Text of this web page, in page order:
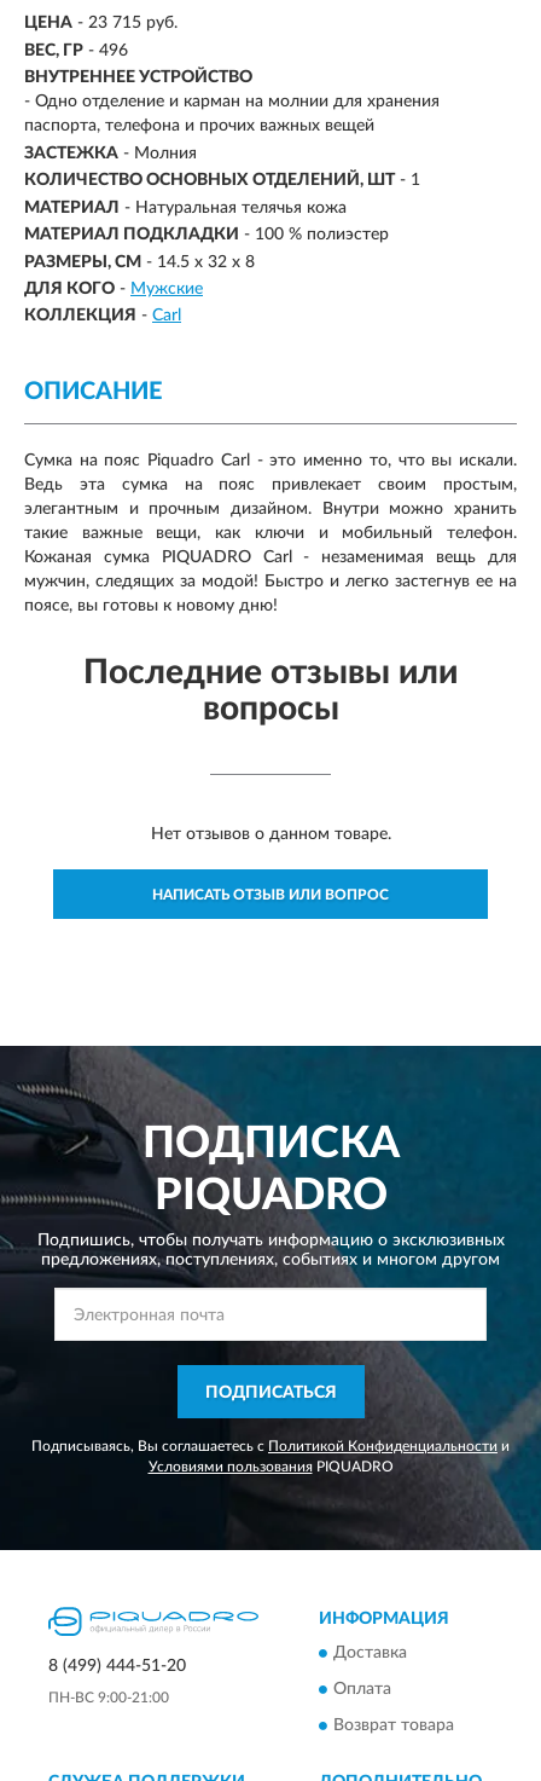
ЦЕНА - 23 715 руб.
ВЕС, ГР - 496
ВНУТРЕННЕЕ УСТРОЙСТВО
- Одно отделение и карман на молнии для хранения
паспорта, телефона и прочих важных вещей
ЗАСТЕЖКА - Молния
КОЛИЧЕСТВО ОСНОВНЫХ ОТДЕЛЕНИЙ, ШТ - 1
МАТЕРИАЛ - Натуральная телячья кожа
МАТЕРИАЛ ПОДКЛАДКИ - 100 % полиэстер
РАЗМЕРЫ, СМ - 14.5 x 32 x 8
ДЛЯ КОГО - Мужские
КОЛЛЕКЦИЯ - Carl
ОПИСАНИЕ
Сумка на пояс Piquadro Carl - это именно то, что вы искали.
Ведь эта сумка на пояс привлекает своим простым,
элегантным и прочным дизайном. Внутри можно хранить
такие важные вещи, как ключи и мобильный телефон.
Кожаная сумка PIQUADRO Carl - незаменимая вещь для
мужчин, следящих за модой! Быстро и легко застегнув ее на
поясе, вы готовы к новому дню!
Последние отзывы или
вопросы
Нет отзывов о данном товаре.
НАПИСАТЬ ОТЗЫВ ИЛИ ВОПРОС
ПОДПИСКА
PIQUADRO
Подпишись, чтобы получать информацию о эксклюзивных
предложениях,поступлениях, событиях и многом другом
ПОДПИСАТЬСЯ
Подписываясь, Вы соглашаетесь с Политикой Конфиденциальности и
Условиями пользованияPIQUADRO
8 (499) 444-51-20
ПН-ВС 9:00-21:00
ИНФОРМАЦИЯ
Доставка
Оплата
Возврат товара